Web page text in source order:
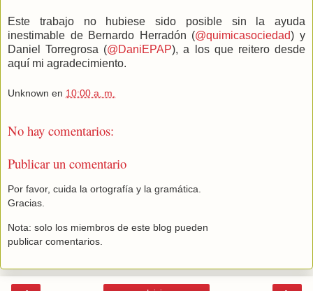
Este trabajo no hubiese sido posible sin la ayuda
inestimable de Bernardo Herradón (@quimicasociedad) y
Daniel Torregrosa (@DaniEPAP), a los que reitero desde
aquí mi agradecimiento.
Unknown en 10:00 a. m.
No hay comentarios:
Publicar un comentario
Por favor, cuida la ortografía y la gramática.
Gracias.
Nota: solo los miembros de este blog pueden
publicar comentarios.